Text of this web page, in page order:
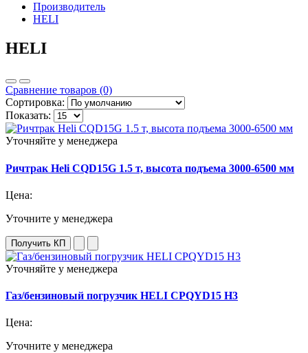
Производитель
HELI
HELI
Сравнение товаров (0)
Сортировка:
Показать:
Уточняйте у менеджера
Ричтрак Heli CQD15G 1.5 т, высота подъема 3000-6500 мм
Цена:
Уточните у менеджера
Получить КП
Уточняйте у менеджера
Газ/бензиновый погрузчик HELI CPQYD15 H3
Цена:
Уточните у менеджера